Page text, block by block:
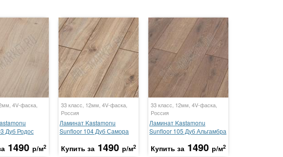
4V-фаска,
Дуб Родос
1490 р/м2
33 класс, 12мм, 4V-фаска,
Россия
Ламинат Kastamonu
Sunfloor 104 Дуб Самора
Купить за 1490 р/м2
33 класс, 12мм, 4V-фаска,
Россия
Ламинат Kastamonu
Sunfloor 105 Дуб Альгамбра
Купить за 1490 р/м2